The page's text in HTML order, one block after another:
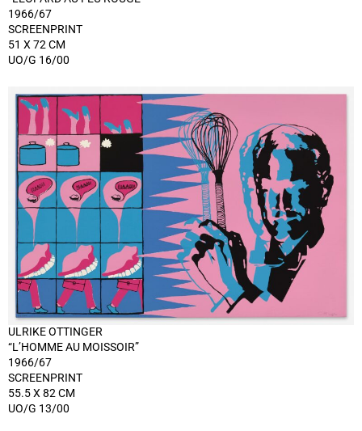
1966/67
SCREENPRINT
51 X 72 CM
UO/G 16/00
ULRIKE OTTINGER
“L’HOMME AU MOISSOIR”
1966/67
SCREENPRINT
55.5 X 82 CM
UO/G 13/00